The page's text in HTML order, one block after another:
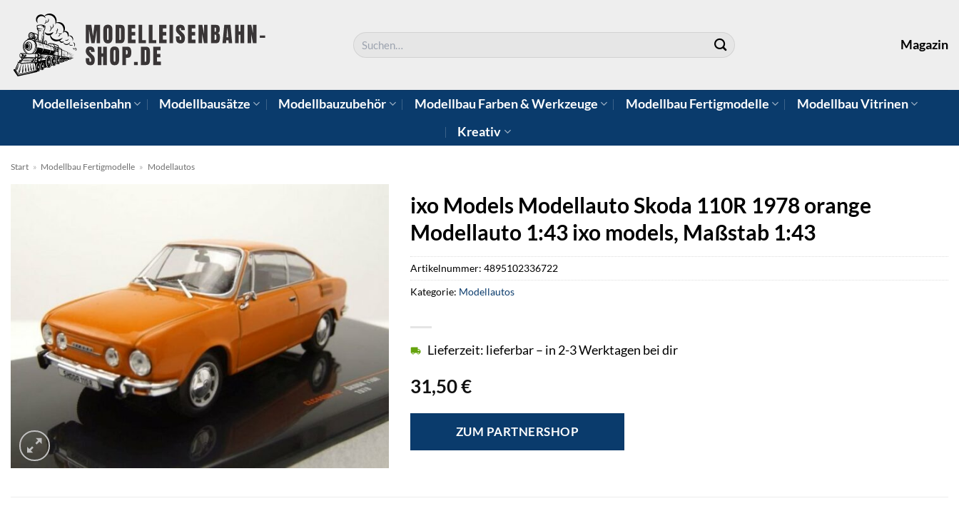
Inhalt
springen
Suchen
nach:
Magazin
Modelleisenbahn Modellbausätze Modellbauzubehör Modellbau Farben & Werkzeuge Modellbau Fertigmodelle
Modellbau Vitrinen
Kreativ
Start » Modellbau Fertigmodelle » Modellautos
ixo Models Modellauto Skoda 110R 1978 orange
Modellauto 1:43 ixo models, Maßstab 1:43
31,50€
Lieferzeit: lieferbar – in 2-3 Werktagen bei dir
ZUM PARTNERSHOP
Artikelnummer: 4895102336722
Kategorie: Modellautos